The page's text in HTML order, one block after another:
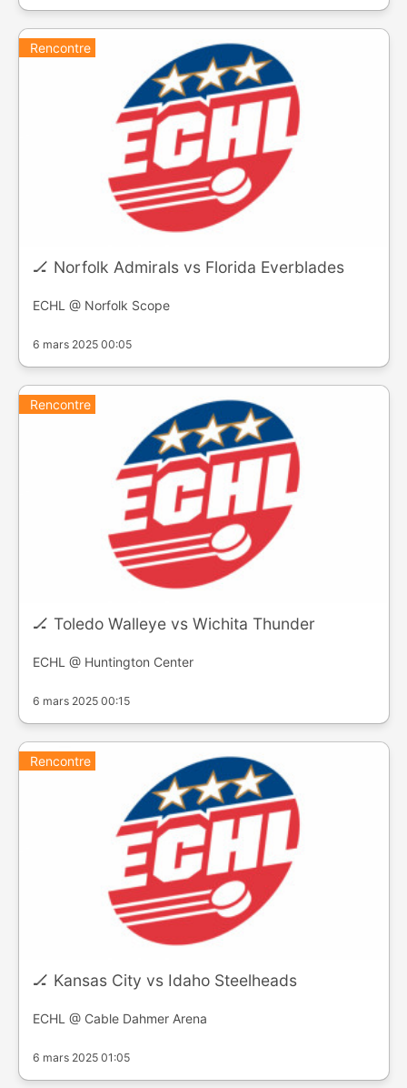
Rencontre
🏒 Norfolk Admirals vs Florida Everblades
ECHL @ Norfolk Scope
6 mars 2025 00:05
Rencontre
🏒 Toledo Walleye vs Wichita Thunder
ECHL @ Huntington Center
6 mars 2025 00:15
Rencontre
🏒 Kansas City vs Idaho Steelheads
ECHL @ Cable Dahmer Arena
6 mars 2025 01:05